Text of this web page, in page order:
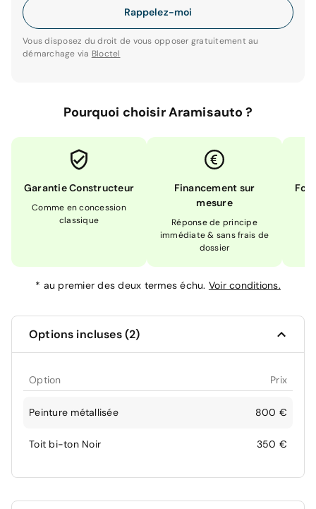
Rappelez-moi
Vous disposez du droit de vous opposer gratuitement au
démarchage via Bloctel
Pourquoi choisir Aramisauto ?
Garantie Constructeur
Comme en concession
classique
Financement sur
mesure
Réponse de principe
immédiate & sans frais de
dossier
* au premier des deux termes échu. Voir conditions.
Options incluses (2)
Option Prix
Peinture métallisée 800 €
Toit bi-ton Noir 350 €